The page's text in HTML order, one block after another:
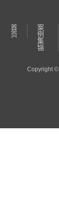
首
页
案
例
集
锦
Copyright